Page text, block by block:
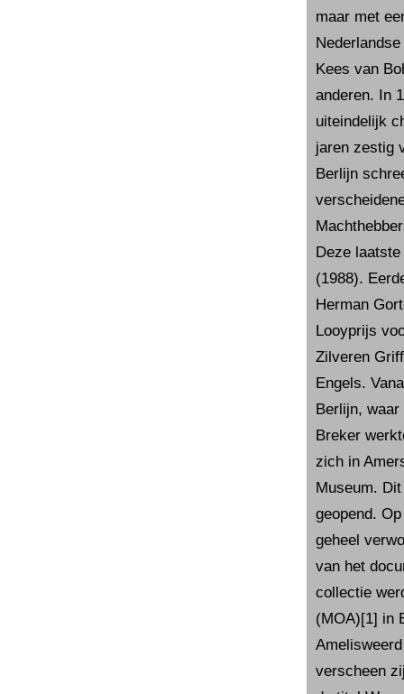
maar met
Kees van
anderen. In
uiteindelijk
jaren zestig
Berlijn
Deze
(1988).
Herman
Looyprijs
Zilveren
Engels.
Berlijn,
Breker
zich in
Museum.
geopend.
geheel
van het
collectie
(MOA)[1] in
verscheen